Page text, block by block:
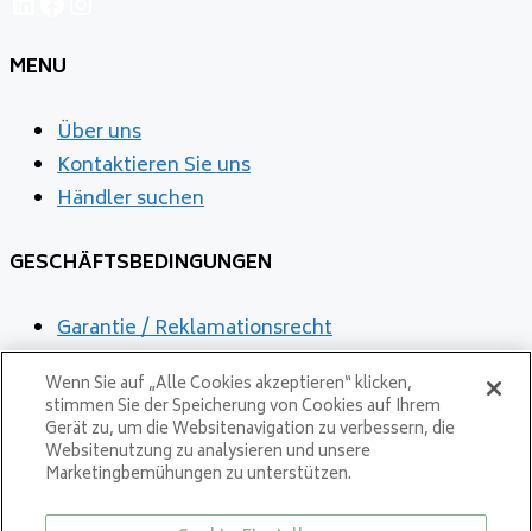
MENU
Über uns
Kontaktieren Sie uns
Händler suchen
GESCHÄFTSBEDINGUNGEN
Garantie / Reklamationsrecht
Reklamation
Personenbezogene Daten
Wenn Sie auf „Alle Cookies akzeptieren“ klicken,
stimmen Sie der Speicherung von Cookies auf Ihrem
Gerät zu, um die Websitenavigation zu verbessern, die
Websitenutzung zu analysieren und unsere
Marketingbemühungen zu unterstützen.